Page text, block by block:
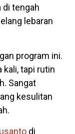
di tengah
lebaran
program ini.
kali, tapi rutin
Sangat
kesulitan
di